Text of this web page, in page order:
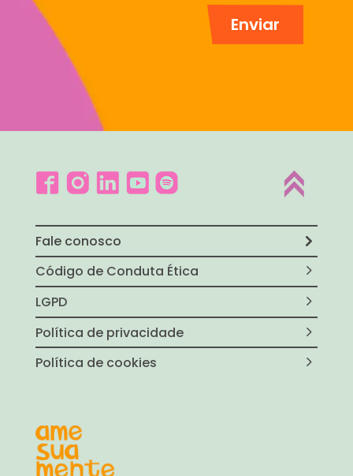
Fale conosco
Código de Conduta Ética
LGPD
Política de privacidade
Política de cookies